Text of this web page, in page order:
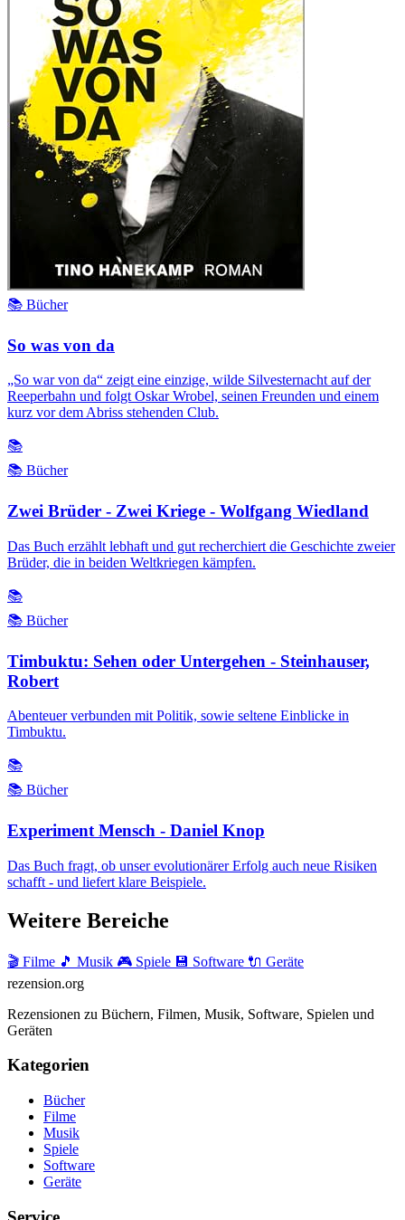
📚 Bücher
So was von da
„So war von da“ zeigt eine einzige, wilde Silvesternacht auf der
Reeperbahn und folgt Oskar Wrobel, seinen Freunden und einem
kurz vor dem Abriss stehenden Club.
📚
📚 Bücher
Zwei Brüder - Zwei Kriege - Wolfgang Wiedland
Das Buch erzählt lebhaft und gut recherchiert die Geschichte zweier
Brüder, die in beiden Weltkriegen kämpfen.
📚
📚 Bücher
Timbuktu: Sehen oder Untergehen - Steinhauser,
Robert
Abenteuer verbunden mit Politik, sowie seltene Einblicke in
Timbuktu.
📚
📚 Bücher
Experiment Mensch - Daniel Knop
Das Buch fragt, ob unser evolutionärer Erfolg auch neue Risiken
schafft - und liefert klare Beispiele.
Weitere Bereiche
🎬 Filme 🎵 Musik 🎮 Spiele 💾 Software 🔌 Geräte
rezension.org
Rezensionen zu Büchern, Filmen, Musik, Software, Spielen und
Geräten
Kategorien
Bücher
Filme
Musik
Spiele
Software
Geräte